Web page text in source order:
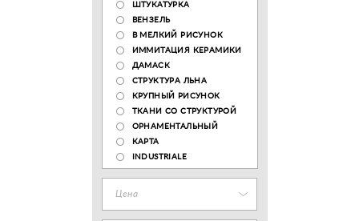
ШТУКАТУРКА
ВЕНЗЕЛЬ
В МЕЛКИЙ РИСУНОК
ИММИТАЦИЯ КЕРАМИКИ
ДАМАСК
СТРУКТУРА ЛЬНА
КРУПНЫЙ РИСУНОК
ТКАНИ СО СТРУКТУРОЙ
ОРНАМЕНТАЛЬНЫЙ
КАРТА
INDUSTRIALE
Цена